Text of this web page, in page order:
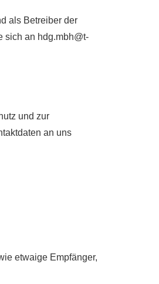
als Betreiber der
sich an hdg.mbh@t-
und zur
an uns
etwaige Empfänger,